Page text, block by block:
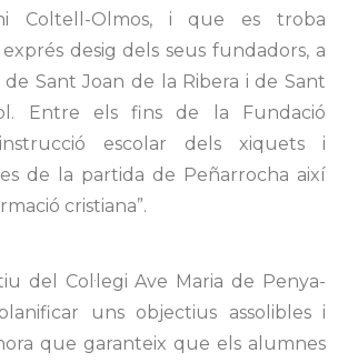
Coltell-Olmos, i que es troba
desig dels seus fundadors, a
de Sant Joan de la Ribera i de Sant
Entre els fins de la Fundació
escolar dels xiquets i
de la partida de Peñarrocha així
cristiana”.
del Col·legi Ave Maria de Penya-
uns objectius assolibles i
que garanteix que els alumnes